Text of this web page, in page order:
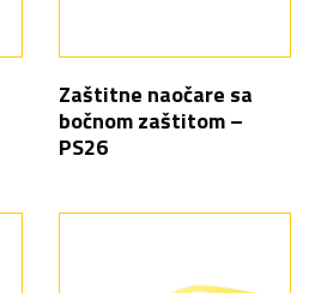
Zaštitne naočare sa
bočnom zaštitom –
PS26